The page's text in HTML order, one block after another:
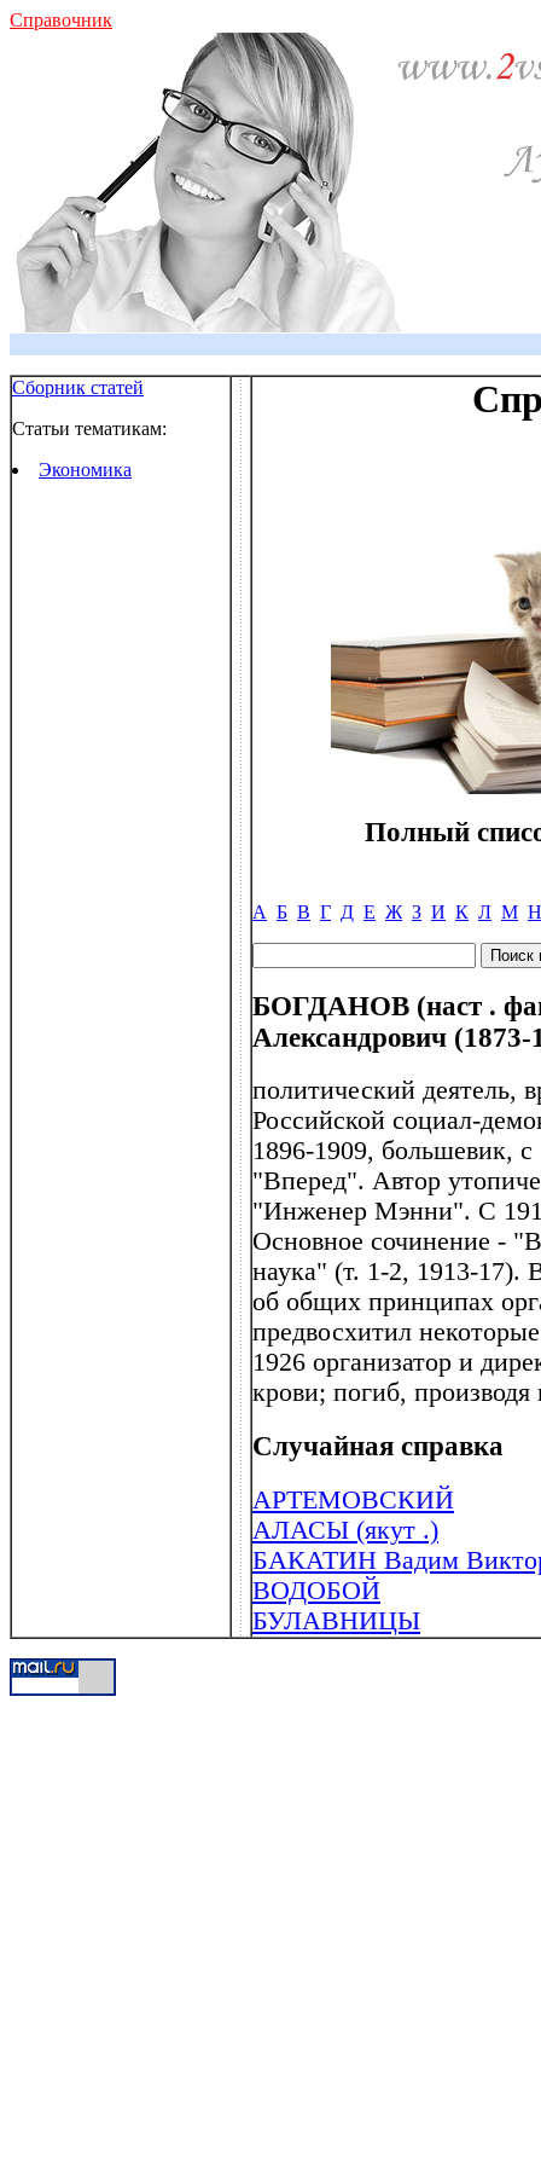
Справочник
Сборник статей
Статьи тематикам:
Экономика
Полный
А Б В Г Д Е Ж З И К Л М Н
БОГДАНОВ (наст .
Александрович (1873-
политический деятель,
Российской социал-
1896-1909, большевик,
"Вперед". Автор
"Инженер Мэнни". С
Основное сочинение -
наука" (т. 1-2, 1913-17).
об общих принципах
предвосхитил
1926 организатор и
крови; погиб, производя
Случайная справка
АРТЕМОВСКИЙ
АЛАСЫ (якут .)
БАКАТИН Вадим
ВОДОБОЙ
БУЛАВНИЦЫ